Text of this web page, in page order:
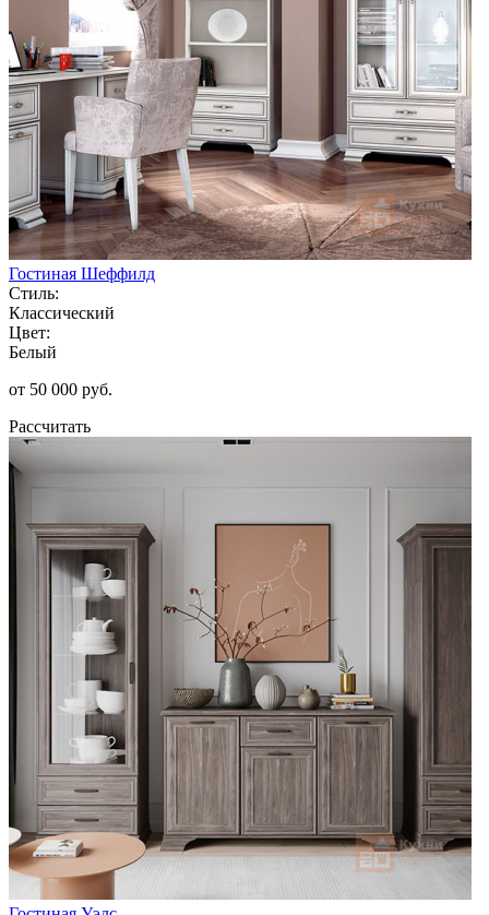
Гостиная Шеффилд
Стиль:
Классический
Цвет:
Белый
от 50 000 руб.
Рассчитать